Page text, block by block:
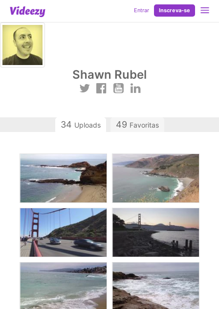
Entrar Inscreva-se
Shawn Rubel
34 Uploads 49 Favoritas